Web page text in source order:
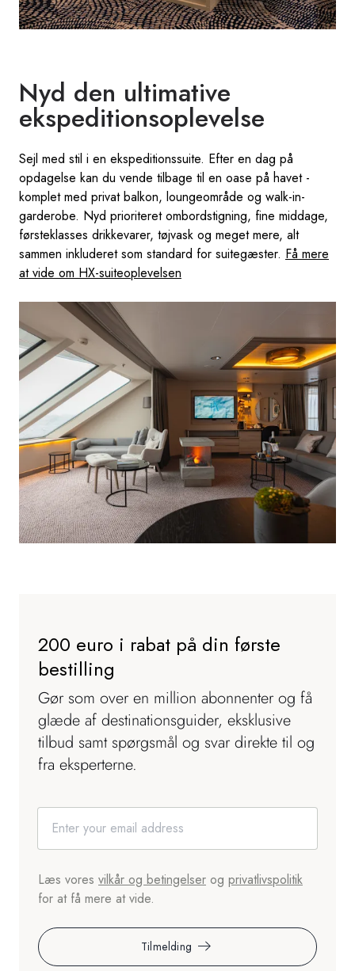
Nyd den ultimative
ekspeditionsoplevelse
Sejl med stil i en ekspeditionssuite. Efter en dag på
opdagelse kan du vende tilbage til en oase på havet -
komplet med privat balkon, loungeområde og walk-in-
garderobe. Nyd prioriteret ombordstigning, fine middage,
førsteklasses drikkevarer, tøjvask og meget mere, alt
sammen inkluderet som standard for suitegæster. Få mere
at vide om HX-suiteoplevelsen
200 euro i rabat på din første
bestilling
Gør som over en million abonnenter og få
glæde af destinationsguider, eksklusive
tilbud samt spørgsmål og svar direkte til og
fra eksperterne.
Tilmelding
Læs vores vilkår og betingelser og privatlivspolitik
for at få mere at vide.